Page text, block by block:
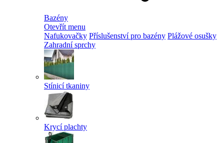
Bazény
Otevřít menu
Nafukovačky Příslušenství pro bazény Plážové osušky
Zahradní sprchy
Stínicí tkaniny
Krycí plachty